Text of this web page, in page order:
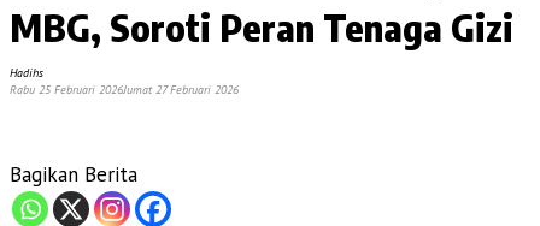
MBG, Soroti Peran Tenaga Gizi
Hadihs
Rabu 25 Februari 2026Jumat 27 Februari 2026
Bagikan Berita